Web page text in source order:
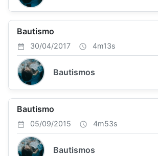
Bautismo
30/04/2017 4m13s
Bautismos
Bautismo
05/09/2015 4m53s
Bautismos